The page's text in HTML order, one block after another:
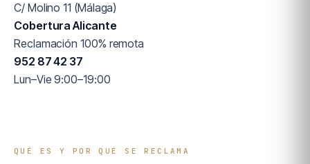
C/ Molino 11 (Málaga)
Cobertura Alicante
Reclamación 100% remota
952 87 42 37
Lun–Vie 9:00–19:00
QUÉ ES Y POR QUÉ SE RECLAMA